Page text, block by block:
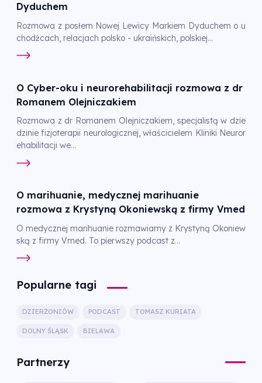
Dyduchem
Rozmowa z posłem Nowej Lewicy Markiem Dyduchem o u
chodźcach, relacjach polsko - ukraińskich, polskiej...
O Cyber-oku i neurorehabilitacji rozmowa z dr
Romanem Olejniczakiem
Rozmowa z dr Romanem Olejniczakiem, specjalistą w dzie
dzinie fizjoterapii neurologicznej, właścicielem Kliniki Neuror
ehabilitacji we...
O marihuanie, medycznej marihuanie
rozmowa z Krystyną Okoniewską z firmy Vmed
O medycznej marihuanie rozmawiamy z Krystyną Okoniew
ską z firmy Vmed. To pierwszy podcast z...
Popularne tagi
DZIERŻONIÓW PODCAST TOMASZ KURIATA
DOLNY ŚLĄSK BIELAWA
Partnerzy